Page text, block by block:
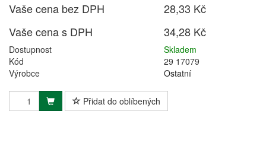
Vaše cena bez DPH
28,33 Kč
Vaše cena s DPH
34,28 Kč
Dostupnost
Skladem
Kód
29 17079
Výrobce
Ostatní
Přidat do oblíbených